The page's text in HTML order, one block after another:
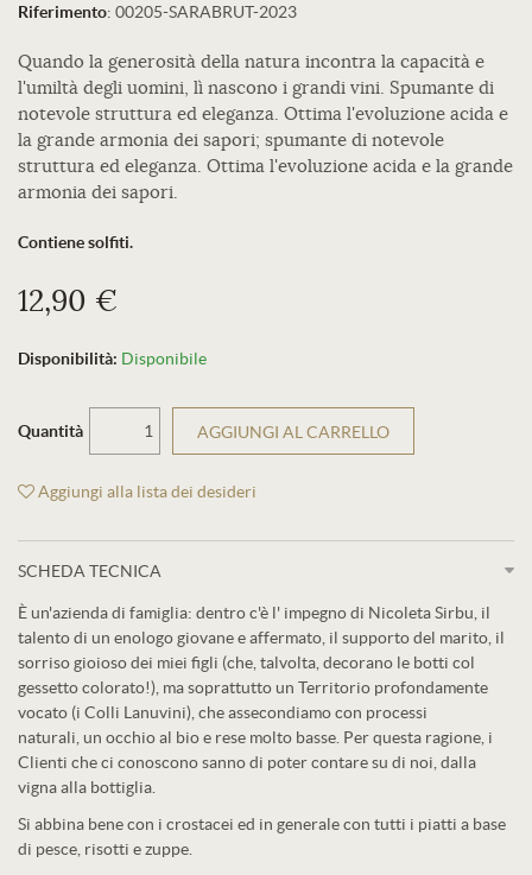
Riferimento: 00205-SARABRUT-2023
Quando la generosità della natura incontra la capacità e
l'umiltà degli uomini, lì nascono i grandi vini. Spumante di
notevole struttura ed eleganza. Ottima l'evoluzione acida e
la grande armonia dei sapori; spumante di notevole
struttura ed eleganza. Ottima l'evoluzione acida e la grande
armonia dei sapori.
Contiene solfiti.
12,90 €
Disponibilità: Disponibile
Quantità AGGIUNGI AL CARRELLO
Aggiungi alla lista dei desideri
SCHEDA TECNICA
È un'azienda di famiglia: dentro c'è l' impegno di Nicoleta Sirbu, il
talento di un enologo giovane e affermato, il supporto del marito, il
sorriso gioioso dei miei figli (che, talvolta, decorano le botti col
gessetto colorato!), ma soprattutto un Territorio profondamente
vocato (i Colli Lanuvini), che assecondiamo con processi
naturali, un occhio al bio e rese molto basse. Per questa ragione, i
Clienti che ci conoscono sanno di poter contare su di noi, dalla
vigna alla bottiglia.
Si abbina bene con i crostacei ed in generale con tutti i piatti a base
di pesce, risotti e zuppe.